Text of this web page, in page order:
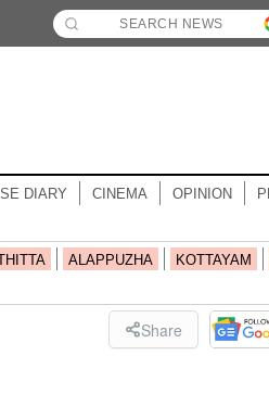
DIARY CINEMA OPINION
ALAPPUZHA KOTTAYAM
Share